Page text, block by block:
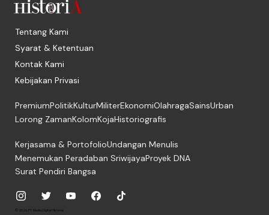
Tentang Kami
Syarat & Ketentuan
Kontak Kami
Kebijakan Privasi
PremiumPolitikKulturMiliterEkonomiOlahragaSainsUrban
Lorong ZamanKolomKojaHistoriografis
Kerjasama & PortofolioUndangan Menulis
Menemukan Peradaban SriwijayaProyek DNA
Surat Pendiri Bangsa
© 2026, PT. Media Digital Historia.